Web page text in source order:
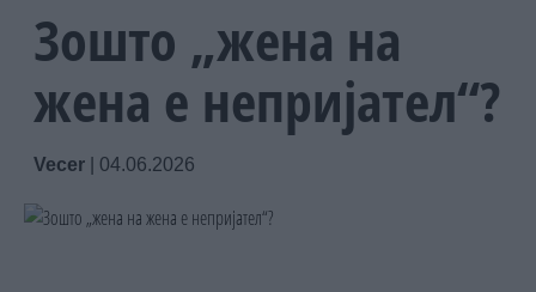
Зошто „жена на
жена е непријател“?
Vecer 04.06.2026